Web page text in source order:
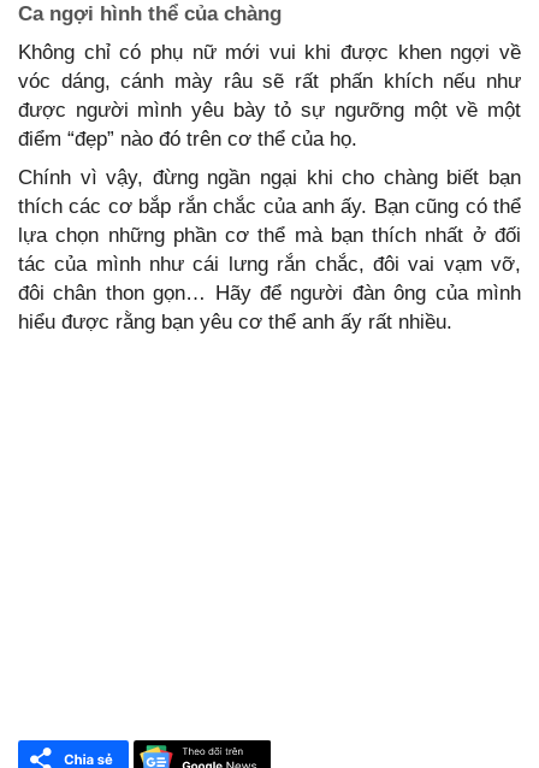
Ca ngợi hình thể của chàng
Không chỉ có phụ nữ mới vui khi được khen ngợi về
vóc dáng, cánh mày râu sẽ rất phấn khích nếu như
được người mình yêu bày tỏ sự ngưỡng một về một
điểm “đẹp” nào đó trên cơ thể của họ.
Chính vì vậy, đừng ngần ngại khi cho chàng biết bạn
thích các cơ bắp rắn chắc của anh ấy. Bạn cũng có thể
lựa chọn những phần cơ thể mà bạn thích nhất ở đối
tác của mình như cái lưng rắn chắc, đôi vai vạm vỡ,
đôi chân thon gọn… Hãy để người đàn ông của mình
hiểu được rằng bạn yêu cơ thể anh ấy rất nhiều.